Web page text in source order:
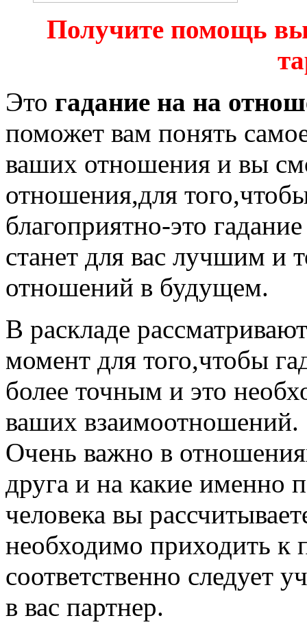
Получите помощь
Это гадание на на
поможет вам понять
ваших отношения и вы
отношения,для
благоприятно-это
станет для вас лучшим и
отношений в будущем.
В раскладе
момент для того,чтобы
более точным и это
ваших взаимоотношений.
Очень важно в
друга и на какие именно
человека вы
необходимо приходить к
соответственно следует
в вас партнер.